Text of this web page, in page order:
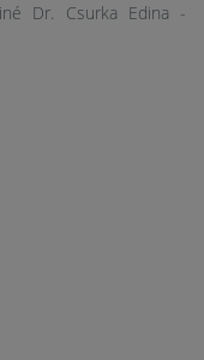
Dr. Csurka Edina -